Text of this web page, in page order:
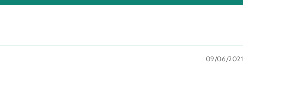
09/06/2021